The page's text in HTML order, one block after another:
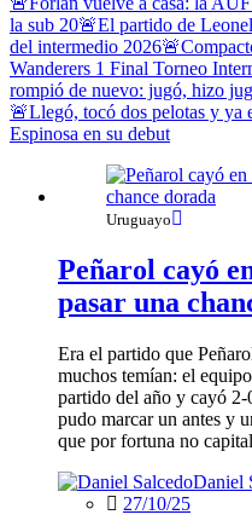
la sub 20🚨El partido de
del intermedio 2026
Wanderers 1 Final Torneo
rompió de nuevo: jugó, hizo
🚨Llegó, tocó dos pelotas y ya
Espinosa en su debut
Uruguayo
Peñarol cayó
pasar una
Era el partido que
muchos temían: el
partido del año y cayó
pudo marcar un antes y
que por fortuna no
Daniel
27/10/25